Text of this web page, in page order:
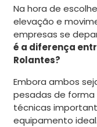
Na hora de
elevação e
empresas se
é a diferença
Rolantes?
Embora ambos
pesadas de forma
técnicas
equipamento ideal.